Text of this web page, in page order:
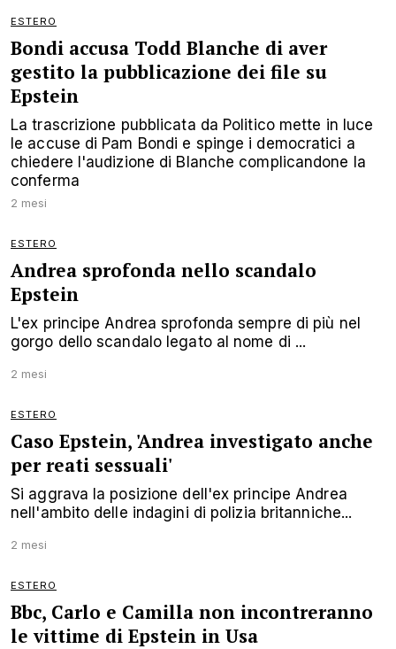
ESTERO
Bondi accusa Todd Blanche di aver
gestito la pubblicazione dei file su
Epstein
La trascrizione pubblicata da Politico mette in luce
le accuse di Pam Bondi e spinge i democratici a
chiedere l'audizione di Blanche complicandone la
conferma
2 mesi
ESTERO
Andrea sprofonda nello scandalo
Epstein
L'ex principe Andrea sprofonda sempre di più nel
gorgo dello scandalo legato al nome di ...
2 mesi
ESTERO
Caso Epstein, 'Andrea investigato anche
per reati sessuali'
Si aggrava la posizione dell'ex principe Andrea
nell'ambito delle indagini di polizia britanniche...
2 mesi
ESTERO
Bbc, Carlo e Camilla non incontreranno
le vittime di Epstein in Usa